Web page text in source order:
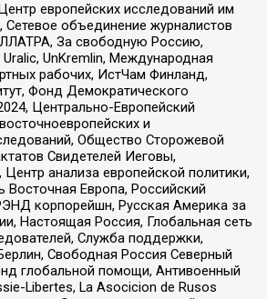
европейских исследований им
объединение журналистов
За свободную Россию,
UnKremlin, Международная
рабочих, ИстЧам Финланд,
Фонд Демократического
Центрально-Европейский
и
Общество Сторожевой
Свидетелей Иеговы,
анализа европейской политики,
Восточная Европа, Российский
корпорейшн, Русская Америка за
Настоящая Россия, Глобальная сеть
Служба поддержки,
Свободная Россия Северный
глобальной помощи, Антивоенный
Libertes, La Asocicion de Rusos